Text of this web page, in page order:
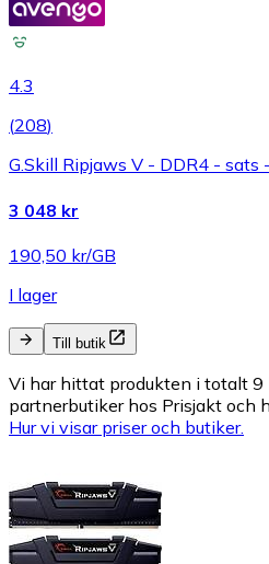
4.3
(208)
G.Skill Ripjaws V - DDR4 - sats
3 048 kr
190,50 kr/GB
I lager
Till butik
Vi har hittat produkten i totalt 9
partnerbutiker hos Prisjakt och
Hur vi visar priser och butiker.